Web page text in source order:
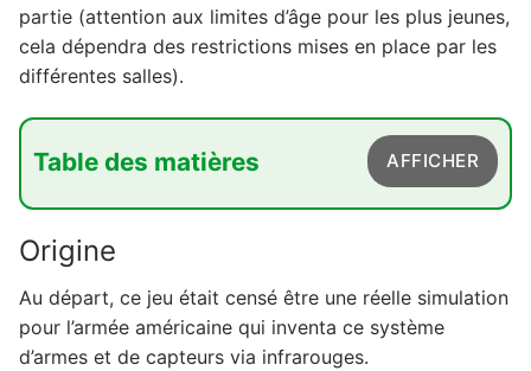
partie (attention aux limites d’âge pour les plus jeunes,
cela dépendra des restrictions mises en place par les
différentes salles).
Table des matières AFFICHER
2. L'équipement
3. Les types de joueurs
3.1. Les Middle Trooper
Origine
Au départ, ce jeu était censé être une réelle simulation
pour l’armée américaine qui inventa ce système
d’armes et de capteurs via infrarouges.